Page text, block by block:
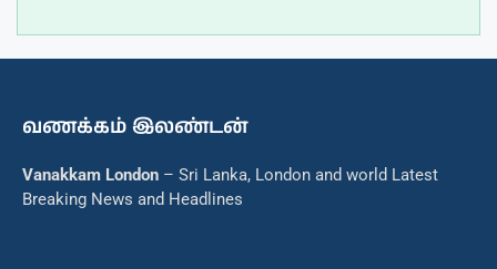
வணக்கம் இலண்டன்
Vanakkam London – Sri Lanka, London and world Latest
Breaking News and Headlines